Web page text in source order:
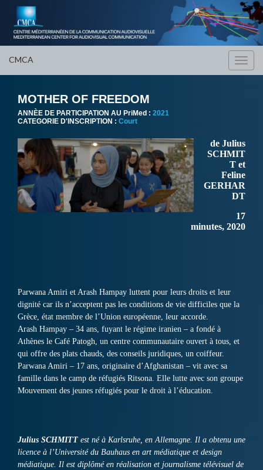
CMCA
MOTHER OF FREEDOM
ANNÈE DE PARTICIPATION AU PriMed : 2021
CATEGORIE D'INSCRIPTION : Court
de Julius
SCHMIT
T et
Feline
GERHAR
DT
17
minutes, 2020
Parwana Amiri et Arash Hampay luttent pour leurs droits et leur
dignité car ils n’acceptent pas les conditions de vie difficiles que la
Grèce, état membre de l’Union européenne, leur accorde.
Arash Hampay – 34 ans, fuyant le régime iranien – a fondé à
Athènes le Café Patogh, un centre communautaire ouvert à tous, et
qui offre des plats chauds, des conseils juridiques, un coiffeur.
Parwana Amiri – 17 ans, originaire d’Afghanistan – vit avec sa
famille dans le camp de réfugiés Ritsona. Elle lutte avec son groupe
Mouvement des jeunes réfugiés pour le droit à l’éducation.
Julius SCHMITT est né à Karlsruhe, en Allemagne. Il a obtenu une
licence à l’Université du Bauhaus en art médiatique et design
médiatique. Il est diplômé en réalisation et journalisme télévisuel de